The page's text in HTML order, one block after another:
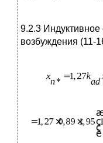
9.2.3 Индуктивное
возбуждения (11-